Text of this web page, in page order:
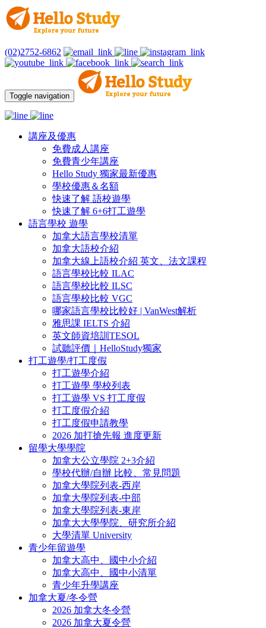
(02)2752-6862
Toggle navigation
講座及優惠
免費成人講座
免費青少年講座
Hello Study 獨家最新優惠
學校優惠＆名額
快速了解 語校遊學
快速了解 6+6打工遊學
語言學校 遊學
加拿大語言學校清單
加拿大語校介紹
加拿大線上語校介紹 英文、法文課程
語言學校比較 ILAC
語言學校比較 ILSC
語言學校比較 VGC
哪家語言學校比較好 | VanWest解析
雅思課 IELTS 介紹
英文師資培訓TESOL
試聽評價｜HelloStudy獨家
打工遊學/打工度假
打工遊學介紹
打工遊學 學校列表
打工遊學 VS 打工度假
打工度假介紹
打工度假申請教學
2026 加打搶先報 進度更新
留學大學學院
加拿大公立學院 2+3介紹
學校代辦/自辦 比較、常見問題
加拿大學院列表-西岸
加拿大學院列表-中部
加拿大學院列表-東岸
加拿大大學學院、研究所介紹
大學清單 University
青少年留遊學
加拿大高中、國中小介紹
加拿大高中、國中小清單
青少年升學講座
加拿大夏/冬令營
2026 加拿大冬令營
2026 加拿大夏令營